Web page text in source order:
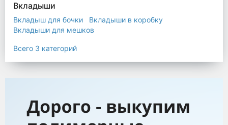
Вкладыши
Вкладыш для бочки
Вкладыши в коробку
Вкладыши для мешков
Всего 3 категорий